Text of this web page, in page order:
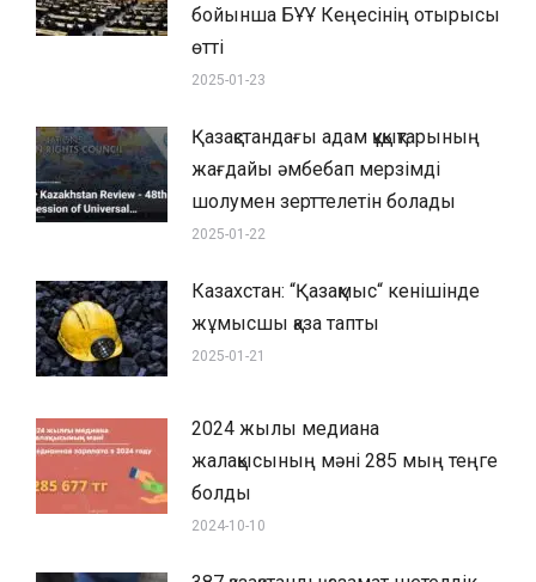
бойынша БҰҰ Кеңесінің отырысы
өтті
2025-01-23
Қазақстандағы адам құқықтарының
жағдайы әмбебап мерзімді
шолумен зерттелетін болады
2025-01-22
Казахстан: “Қазақмыс“ кенішінде
жұмысшы қаза тапты
2025-01-21
2024 жылы медиана
жалақысының мәні 285 мың теңге
болды
2024-10-10